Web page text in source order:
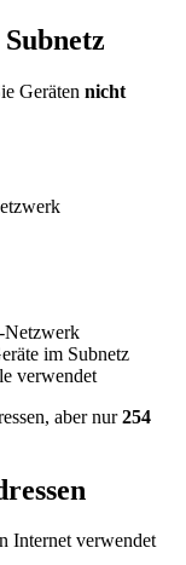
Geräten nicht
Netzwerk
im Subnetz
verwendet
aber nur254
Internet verwendet